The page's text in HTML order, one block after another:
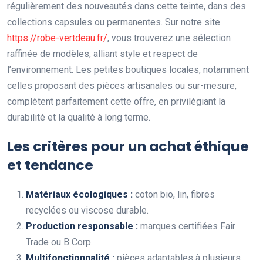
régulièrement des nouveautés dans cette teinte, dans des
collections capsules ou permanentes. Sur notre site
https://robe-vertdeau.fr/, vous trouverez une sélection
raffinée de modèles, alliant style et respect de
l’environnement. Les petites boutiques locales, notamment
celles proposant des pièces artisanales ou sur-mesure,
complètent parfaitement cette offre, en privilégiant la
durabilité et la qualité à long terme.
Les critères pour un achat éthique
et tendance
Matériaux écologiques : coton bio, lin, fibres
recyclées ou viscose durable.
Production responsable : marques certifiées Fair
Trade ou B Corp.